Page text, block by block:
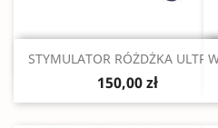
Szybki podgląd
STYMULATOR RÓŻDŻKA
150,00 zł